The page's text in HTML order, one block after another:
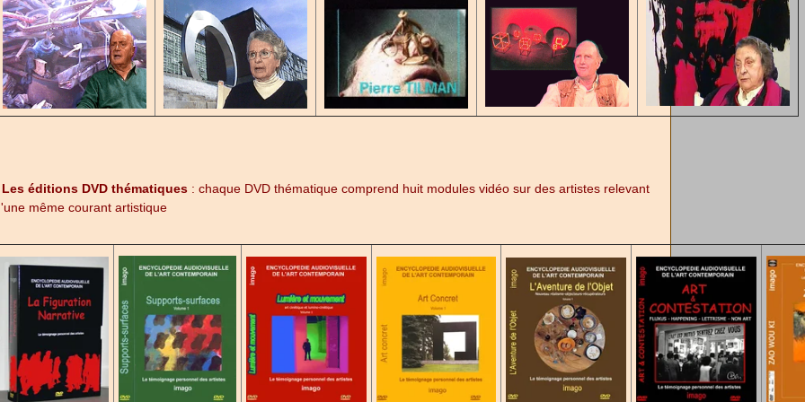
Les éditions DVD thématiques : chaque DVD thématique comprend huit modules vidéo sur des artistes relevant
même courant artistique